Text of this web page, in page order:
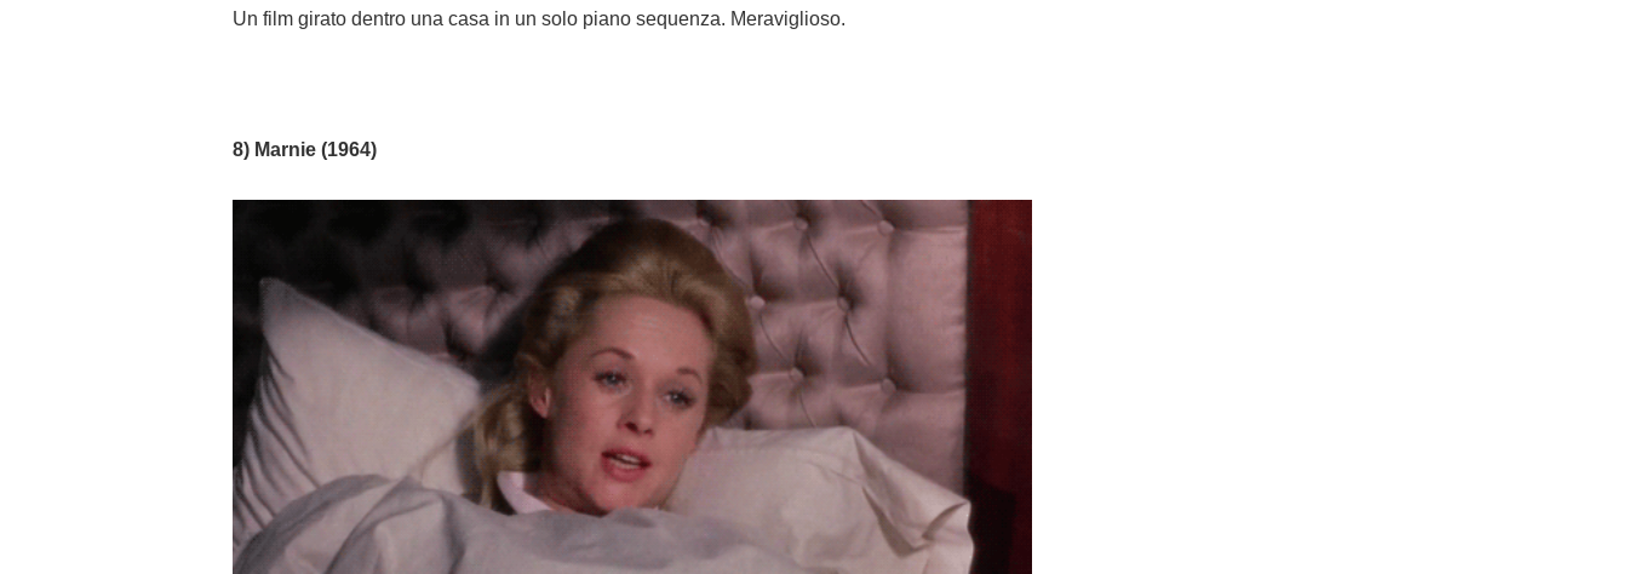
Un film girato dentro una casa in un solo piano sequenza. Meraviglioso.
8) Marnie (1964)